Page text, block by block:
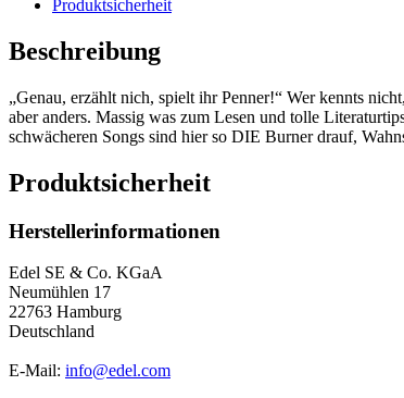
Produktsicherheit
Beschreibung
„Genau, erzählt nich, spielt ihr Penner!“ Wer kennts
aber anders. Massig was zum Lesen und tolle
schwächeren Songs sind hier so DIE Burner drauf,
Produktsicherheit
Herstellerinformationen
Edel SE & Co. KGaA
Neumühlen 17
22763 Hamburg
Deutschland
E-Mail: info@edel.com